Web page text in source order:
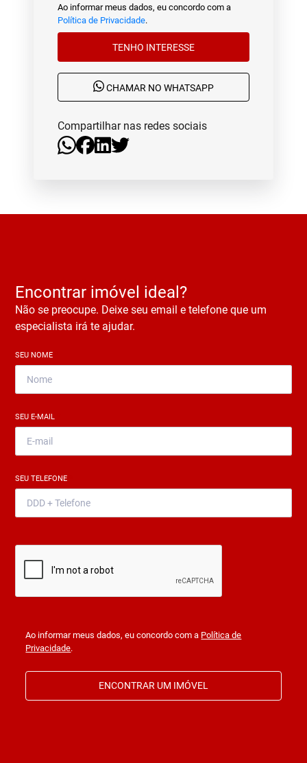
Ao informar meus dados, eu concordo com a
Política de Privacidade.
TENHO INTERESSE
CHAMAR NO WHATSAPP
Compartilhar nas redes sociais
Encontrar imóvel ideal?
Não se preocupe. Deixe seu email e telefone que um
especialista irá te ajudar.
SEU NOME
SEU E-MAIL
SEU TELEFONE
Ao informar meus dados, eu concordo com a Política de
Privacidade.
ENCONTRAR UM IMÓVEL